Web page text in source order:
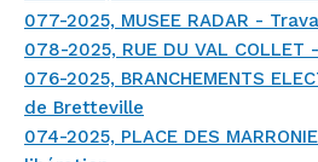
077-2025, MUSEE RADAR -
078-2025, RUE DU VAL
076-2025, BRANCHEMENTS
de Bretteville
074-2025, PLACE DES